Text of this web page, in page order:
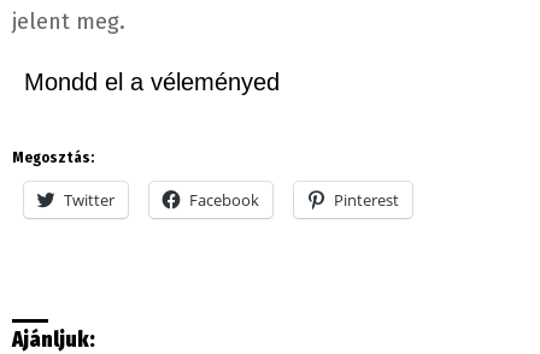
jelent meg.
Mondd el a véleményed
Megosztás:
Twitter Facebook Pinterest
Ajánljuk: